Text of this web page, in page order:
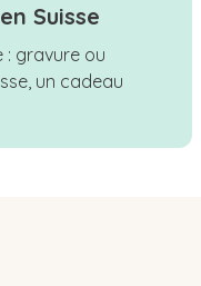
Suisse
: gravure ou
un cadeau